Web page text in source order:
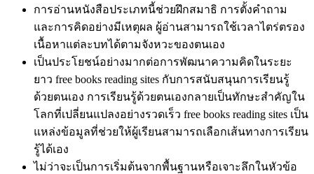
การอ่านหนังสือประเภทนี้ช่วยฝึกสมาธิ การตั้งคำถาม
และการคิดอย่างมีเหตุผล ผู้อ่านสามารถใช้เวลาไตร่ตรอง
เนื้อหาแต่ละบทได้ตามจังหวะของตนเอง
เป็นประโยชน์อย่างมากต่อการพัฒนาความคิดในระยะ
ยาว free books reading sites กับการสนับสนุนการเรียนรู้
ด้วยตนเอง การเรียนรู้ด้วยตนเองกลายเป็นทักษะสำคัญใน
โลกที่เปลี่ยนแปลงอย่างรวดเร็ว free books reading sites เป็น
แหล่งข้อมูลที่ช่วยให้ผู้เรียนสามารถเลือกเส้นทางการเรียน
รู้ได้เอง
ไม่ว่าจะเป็นการเริ่มต้นจากพื้นฐานหรือเจาะลึกในหัวข้อ